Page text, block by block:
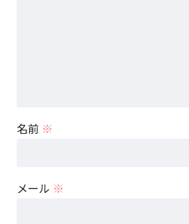
名前 ※
メール ※